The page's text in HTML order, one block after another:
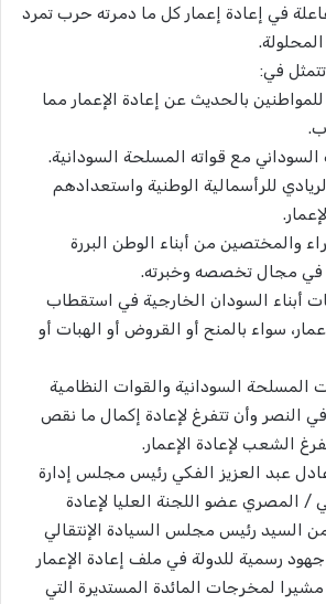
في إعادة إعمار كل ما دمرته حرب تمرد
في:
للمواطنين بالحديث عن إعادة الإعمار مما
للرأسمالية الوطنية واستعدادهم
والمختصين من أبناء الوطن البررة
في مجال تخصصه وخبرته.
أبناء السودان الخارجية في استقطاب
سواء بالمنح أو القروض أو الهبات أو
المسلحة السودانية والقوات النظامية
في النصر وأن تتفرغ لإعادة إكمال ما نقص
الشعب لإعادة الإعمار.
عبد العزيز الفكي رئيس مجلس إدارة
/ المصري عضو اللجنة العليا لإعادة
من السيد رئيس مجلس السيادة الإنتقالي
رسمية للدولة في ملف إعادة الإعمار
لمخرجات المائدة المستديرة التي